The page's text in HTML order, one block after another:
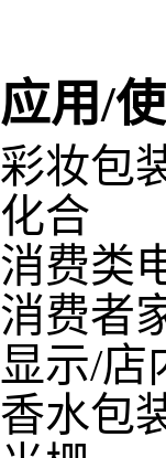
应用/
彩妆包
化合
消费类
消费者
显示/店
香水包